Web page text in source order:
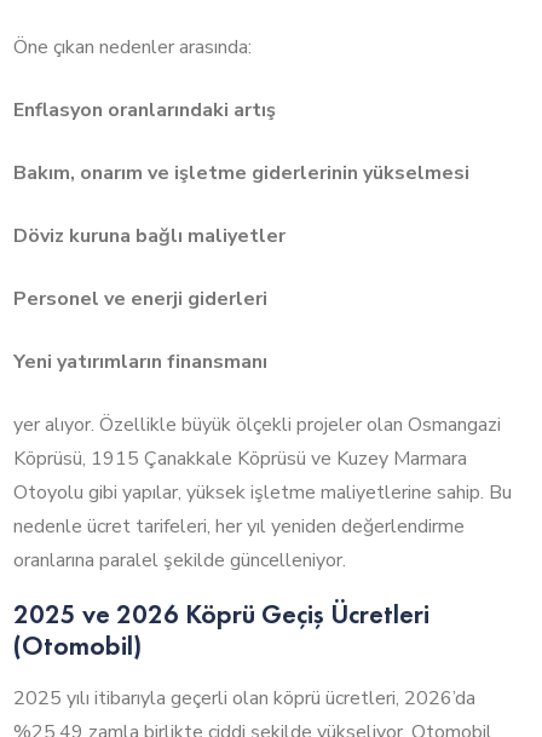
Öne çıkan nedenler arasında:
Enflasyon oranlarındaki artış
Bakım, onarım ve işletme giderlerinin yükselmesi
Döviz kuruna bağlı maliyetler
Personel ve enerji giderleri
Yeni yatırımların finansmanı
yer alıyor. Özellikle büyük ölçekli projeler olan Osmangazi
Köprüsü, 1915 Çanakkale Köprüsü ve Kuzey Marmara
Otoyolu gibi yapılar, yüksek işletme maliyetlerine sahip. Bu
nedenle ücret tarifeleri, her yıl yeniden değerlendirme
oranlarına paralel şekilde güncelleniyor.
2025 ve 2026 Köprü Geçiş Ücretleri
(Otomobil)
2025 yılı itibarıyla geçerli olan köprü ücretleri, 2026’da
%25,49 zamla birlikte ciddi şekilde yükseliyor. Otomobil